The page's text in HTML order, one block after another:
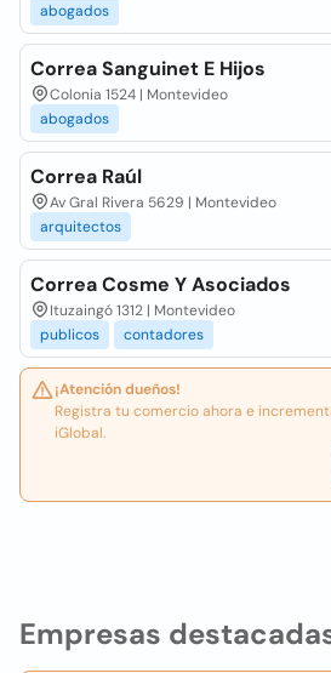
Empresas
abogados
Correa Sanguinet E Hijos
Colonia 1524 | Montevideo
abogados
Correa Raúl
Av Gral Rivera 5629 | Montevideo
arquitectos
Correa Cosme Y Asociados
Ituzaingó 1312 | Montevideo
publicos
contadores
¡Atención dueños!
Registra tu comercio ahora e
iGlobal.